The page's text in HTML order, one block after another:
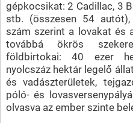
gépkocsikat: 2 Cadillac, 3
stb. (összesen 54
szám szerint a lovakat és
továbbá ökrös
földbirtokai: 40 ezer
nyolcszáz hektár legelő
és vadászterületek,
póló- és
olvasva az ember szinte